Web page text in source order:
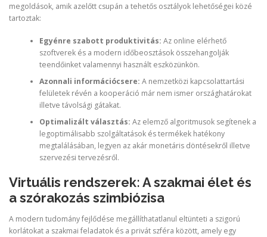
megoldások, amik azelőtt csupán a tehetős osztályok lehetőségei közé
tartoztak:
Egyénre szabott produktivitás: Az online elérhető
szoftverek és a modern időbeosztások összehangolják
teendőinket valamennyi használt eszközünkön.
Azonnali információcsere: A nemzetközi kapcsolattartási
felületek révén a kooperáció már nem ismer országhatárokat
illetve távolsági gátakat.
Optimalizált választás: Az elemző algoritmusok segítenek a
legoptimálisabb szolgáltatások és termékek hatékony
megtalálásában, legyen az akár monetáris döntésekről illetve
szervezési tervezésről.
Virtuális rendszerek: A szakmai élet és
a szórakozás szimbiózisa
A modern tudomány fejlődése megállíthatatlanul eltünteti a szigorú
korlátokat a szakmai feladatok és a privát szféra között, amely egy